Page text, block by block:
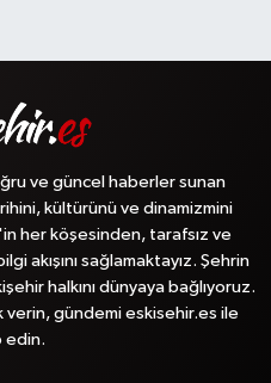
ve güncel haberler sunan
kültürünü ve dinamizmini
her köşesinden, tarafsız ve
akışını sağlamaktayız. Şehrin
halkını dünyaya bağlıyoruz.
verin, gündemi eskisehir.es ile
edin.